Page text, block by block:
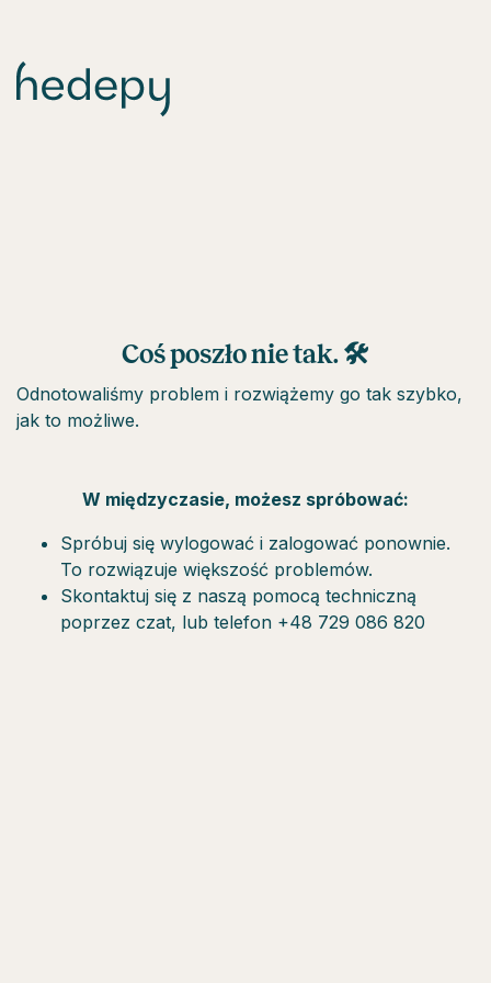
Coś poszło nie tak. 🛠
Odnotowaliśmy problem i rozwiążemy go tak szybko,
jak to możliwe.
W międzyczasie, możesz spróbować:
Spróbuj się wylogować i zalogować ponownie.
To rozwiązuje większość problemów.
Skontaktuj się z naszą pomocą techniczną
poprzez czat, lub telefon +48 729 086 820